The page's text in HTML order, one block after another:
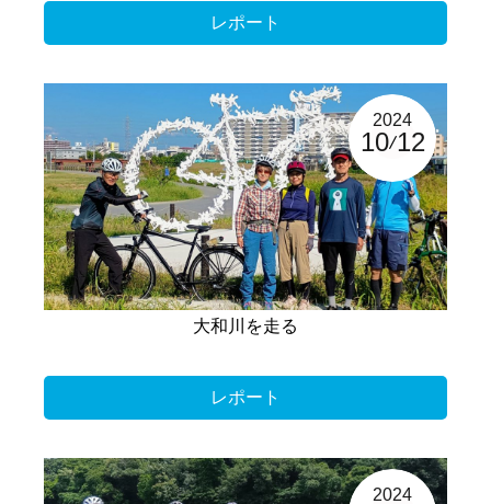
レポート
2024
10 12
大和川を走る
レポート
2024